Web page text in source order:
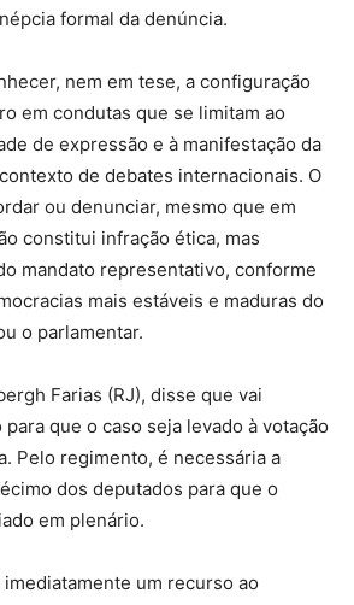
formal da denúncia.
nem em tese, a configuração
em condutas que se limitam ao
de expressão e à manifestação da
de debates internacionais. O
ou denunciar, mesmo que em
constitui infração ética, mas
mandato representativo, conforme
mais estáveis e maduras do
o parlamentar.
Farias (RJ), disse que vai
que o caso seja levado à votação
Pelo regimento, é necessária a
dos deputados para que o
em plenário.
imediatamente um recurso ao